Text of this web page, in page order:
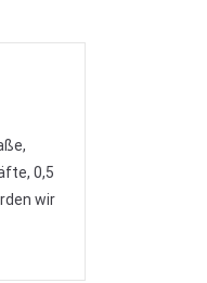
0,5
wir